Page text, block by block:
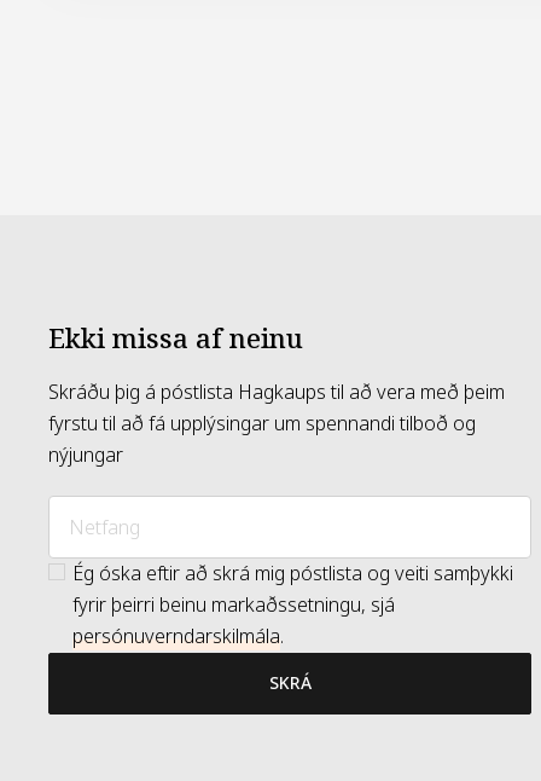
Ekki missa af neinu
Skráðu þig á póstlista Hagkaups til að vera með þeim
fyrstu til að fá upplýsingar um spennandi tilboð og
nýjungar
Ég óska eftir að skrá mig póstlista og veiti samþykki
fyrir þeirri beinu markaðssetningu, sjá
persónuverndarskilmála.
SKRÁ